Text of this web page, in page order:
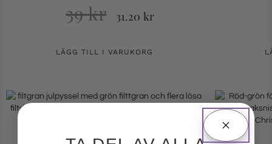
39kr 31.20 kr
LÄGG TILL I VARUKORG